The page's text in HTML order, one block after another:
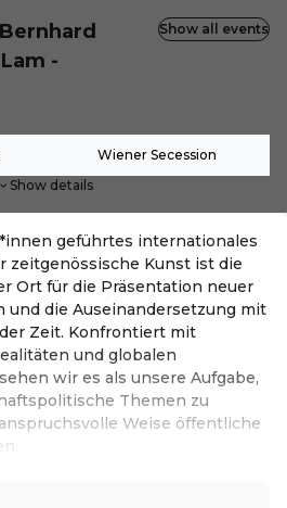
-
Wiener Secession
Show details
Show all events
geführtes internationales
zeitgenössische Kunst ist die
Ort für die Präsentation neuer
und die Auseinandersetzung mit
Zeit. Konfrontiert mit
und globalen
wir es als unsere Aufgabe,
Themen zu
Weise öffentliche